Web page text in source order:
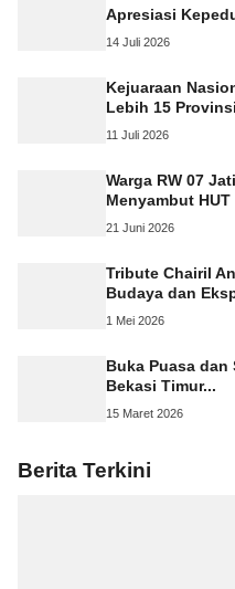
Apresiasi
14 Juli 2026
Kejuaraan
Lebih 15 Provinsi
11 Juli 2026
Warga RW 07
Menyambut HUT
21 Juni 2026
Tribute Chairil
Budaya dan
1 Mei 2026
Buka Puasa dan
Bekasi Timur...
15 Maret 2026
Berita Terkini